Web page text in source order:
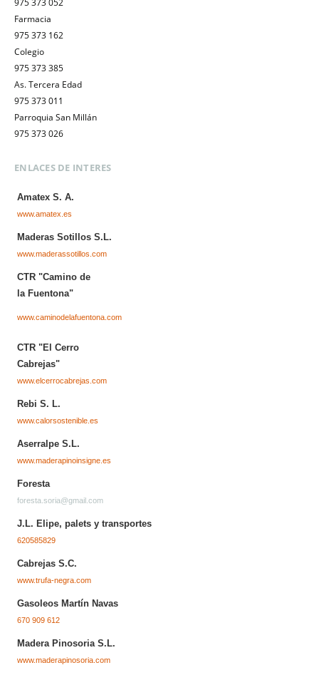
Farmacia
975 373 162
Colegio
975 373 385
As. Tercera Edad
975 373 011
Parroquia San Millán
975 373 026
ENLACES DE INTERES
Amatex S. A.
www.amatex.es
Maderas Sotillos S.L.
www.maderassotillos.com
CTR "Camino de
la Fuentona"
www.caminodelafuentona.com
CTR "El Cerro
Cabrejas"
www.elcerrocabrejas.com
Rebi S. L.
www.calorsostenible.es
Aserralpe S.L.
www.maderapinoinsigne.es
Foresta
foresta.soria@gmail.com
J.L. Elipe, palets y transportes
620585829
Cabrejas S.C.
www.trufa-negra.com
Gasoleos Martín Navas
670 909 612
Madera Pinosoria S.L.
www.maderapinosoria.com